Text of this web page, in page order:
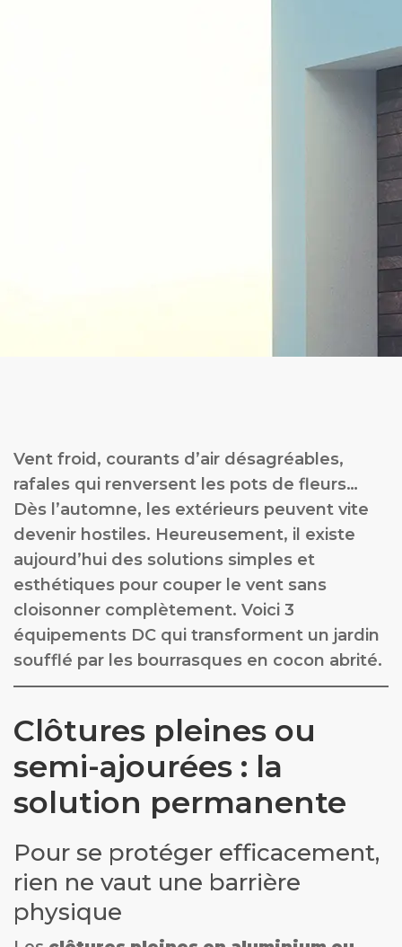
Vent froid, courants d’air désagréables,
rafales qui renversent les pots de fleurs…
Dès l’automne, les extérieurs peuvent vite
devenir hostiles. Heureusement, il existe
aujourd’hui des solutions simples et
esthétiques pour couper le vent sans
cloisonner complètement. Voici 3
équipements DC qui transforment un jardin
soufflé par les bourrasques en cocon abrité.
Clôtures pleines ou
semi-ajourées : la
solution permanente
Pour se protéger efficacement,
rien ne vaut une barrière
physique